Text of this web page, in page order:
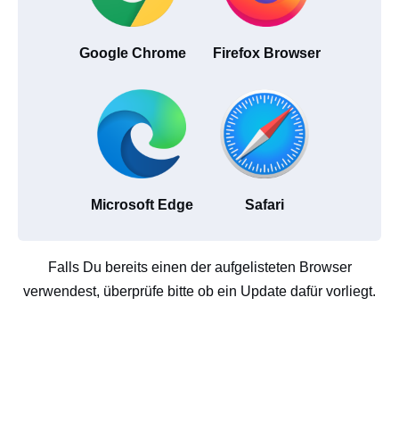
Google Chrome Firefox Browser
Microsoft Edge Safari
Falls Du bereits einen der aufgelisteten Browser
verwendest, überprüfe bitte ob ein Update dafür vorliegt.